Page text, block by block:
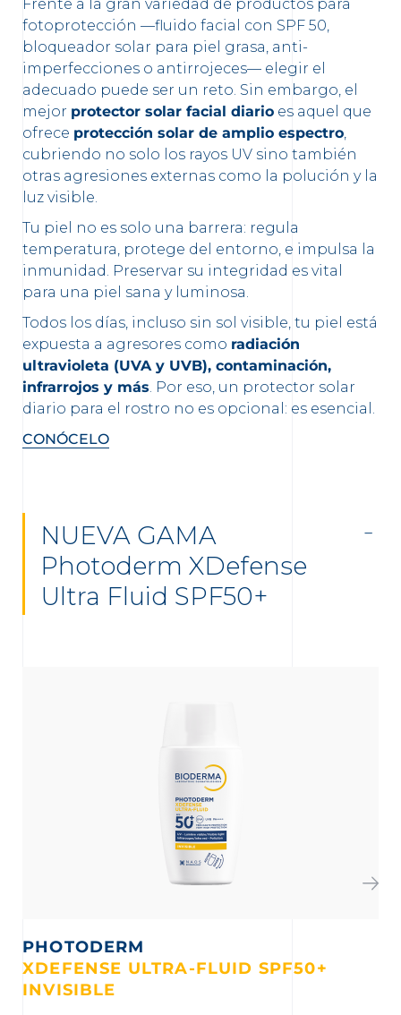
Frente a la gran variedad de productos para
fotoprotección —fluido facial con SPF 50,
bloqueador solar para piel grasa, anti-
imperfecciones o antirrojeces— elegir el
adecuado puede ser un reto. Sin embargo, el
mejor protector solar facial diario es aquel que
ofrece protección solar de amplio espectro,
cubriendo no solo los rayos UV sino también
otras agresiones externas como la polución y la
luz visible.
Tu piel no es solo una barrera: regula
temperatura, protege del entorno, e impulsa la
inmunidad. Preservar su integridad es vital
para una piel sana y luminosa.
Todos los días, incluso sin sol visible, tu piel está
expuesta a agresores como radiación
ultravioleta (UVA y UVB), contaminación,
infrarrojos y más. Por eso, un protector solar
diario para el rostro no es opcional: es esencial.
CONÓCELO
NUEVA GAMA
Photoderm XDefense
Ultra Fluid SPF50+
PHOTODERM
XDEFENSE ULTRA-FLUID SPF50+
INVISIBLE